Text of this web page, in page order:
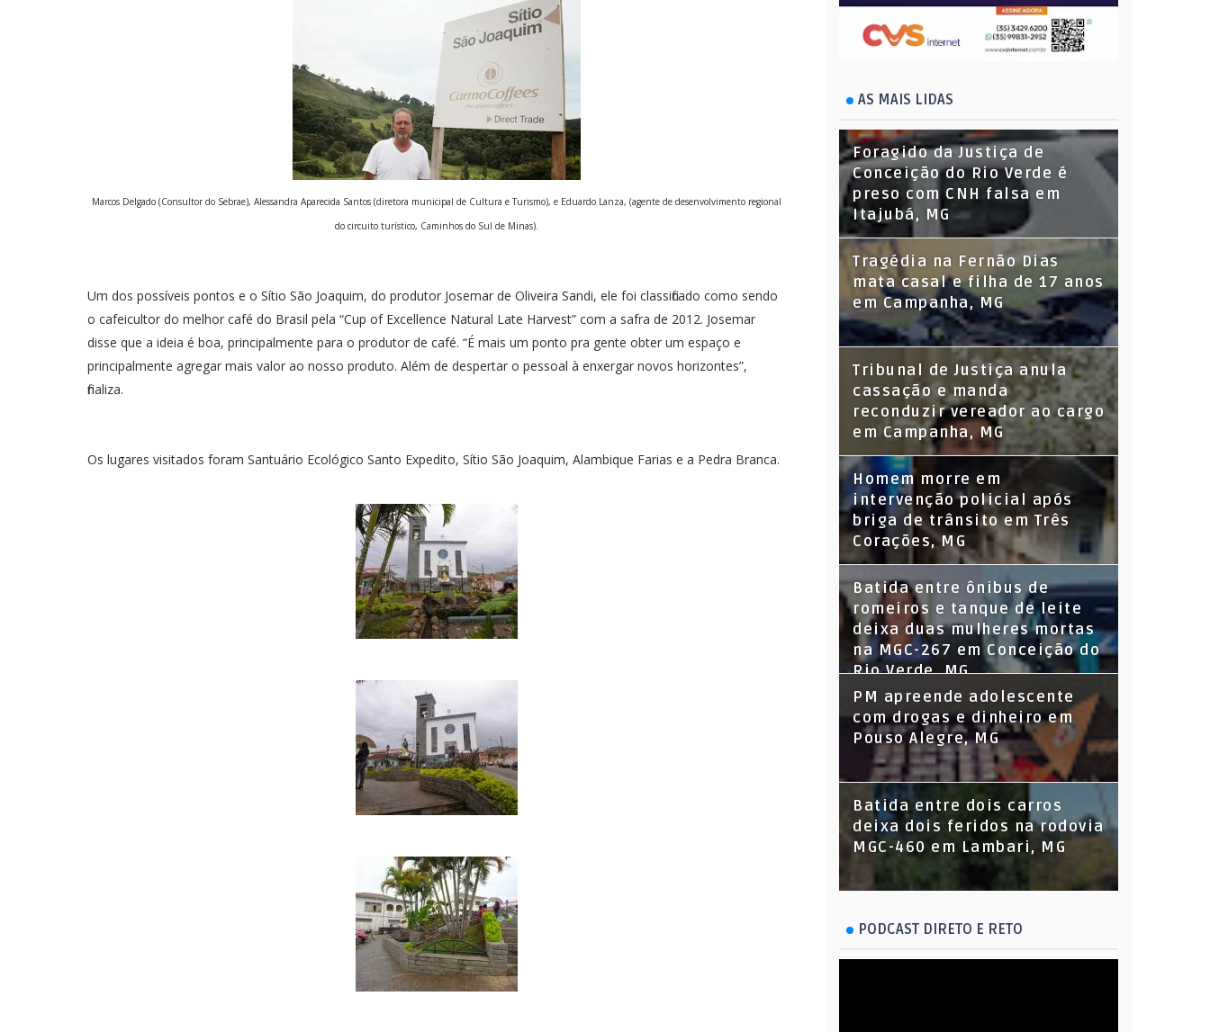
Marcos Delgado (Consultor do Sebrae), Alessandra Aparecida Santos (diretora municipal de Cultura e Turismo), e Eduardo Lanza, (agente de desenvolvimento regional
do circuito turístico, Caminhos do Sul de Minas).
Um dos possíveis pontos e o Sítio São Joaquim, do produtor Josemar de Oliveira Sandi, ele foi classificado como sendo
o cafeicultor do melhor café do Brasil pela “Cup of Excellence Natural Late Harvest” com a safra de 2012. Josemar
disse que a ideia é boa, principalmente para o produtor de café. “É mais um ponto pra gente obter um espaço e
principalmente agregar mais valor ao nosso produto. Além de despertar o pessoal à enxergar novos horizontes”,
finaliza.
Os lugares visitados foram Santuário Ecológico Santo Expedito, Sítio São Joaquim, Alambique Farias e a Pedra Branca.
AS MAIS LIDAS
Foragido da Justiça de
Conceição do Rio Verde é
preso com CNH falsa em
Itajubá, MG
Tragédia na Fernão Dias
mata casal e filha de 17 anos
em Campanha, MG
Tribunal de Justiça anula
cassação e manda
reconduzir vereador ao cargo
em Campanha, MG
Homem morre em
intervenção policial após
briga de trânsito em Três
Corações, MG
Batida entre ônibus de
romeiros e tanque de leite
deixa duas mulheres mortas
na MGC-267 em Conceição do
Rio Verde, MG
PM apreende adolescente
com drogas e dinheiro em
Pouso Alegre, MG
Batida entre dois carros
deixa dois feridos na rodovia
MGC-460 em Lambari, MG
PODCAST DIRETO E RETO